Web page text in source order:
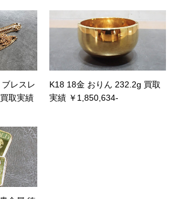
レスレ
取実績
K18 18金 おりん 232.2g 買取
実績 ￥1,850,634-